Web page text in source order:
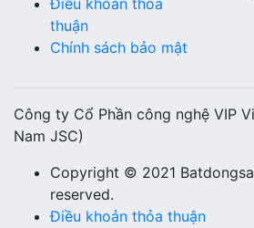
Điều khoản thỏa
thuận
Chính sách bảo mật
Công ty Cổ Phần công nghệ VIP
Nam JSC)
Copyright © 2021
reserved.
Điều khoản thỏa thuận